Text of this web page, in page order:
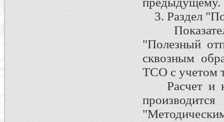
3. Раздел
"Полезный
сквозным
ТСО с учетом
Расчет и